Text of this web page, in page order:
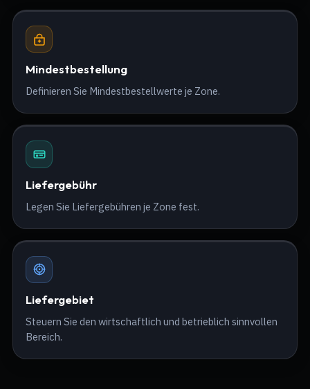
Mindestbestellung
Definieren Sie Mindestbestellwerte je Zone.
Liefergebühr
Legen Sie Liefergebühren je Zone fest.
Liefergebiet
Steuern Sie den wirtschaftlich und betrieblich sinnvollen
Bereich.